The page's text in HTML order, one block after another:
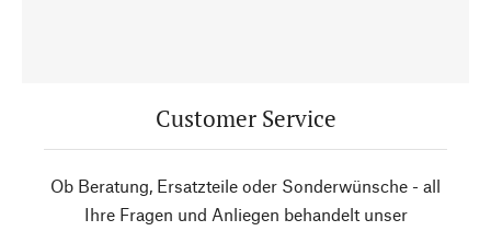
Customer Service
Ob Beratung, Ersatzteile oder Sonderwünsche - all
Ihre Fragen und Anliegen behandelt unser